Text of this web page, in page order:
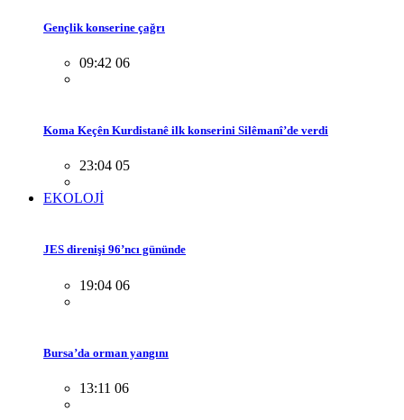
Gençlik konserine çağrı
09:42 06
Koma Keçên Kurdistanê ilk konserini Silêmanî’de verdi
23:04 05
EKOLOJİ
JES direnişi 96’ncı gününde
19:04 06
Bursa’da orman yangını
13:11 06